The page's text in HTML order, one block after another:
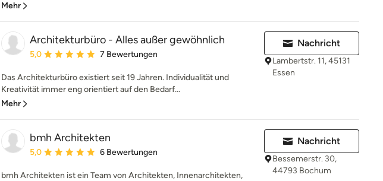
Mehr
Architekturbüro - Alles außer gewöhnlich
Durchschnittliche Bewertung: 5 von 5 Sternen
5,0 7 Bewertungen
Das Architekturbüro existiert seit 19 Jahren. Individualität und
Kreativität immer eng orientiert auf den Bedarf...
Mehr
Nachricht
Lambertstr. 11, 45131
Essen
bmh Architekten
Durchschnittliche Bewertung: 5 von 5 Sternen
5,0 6 Bewertungen
bmh Architekten ist ein Team von Architekten, Innenarchitekten,
Nachricht
Bessemerstr. 30,
44793 Bochum